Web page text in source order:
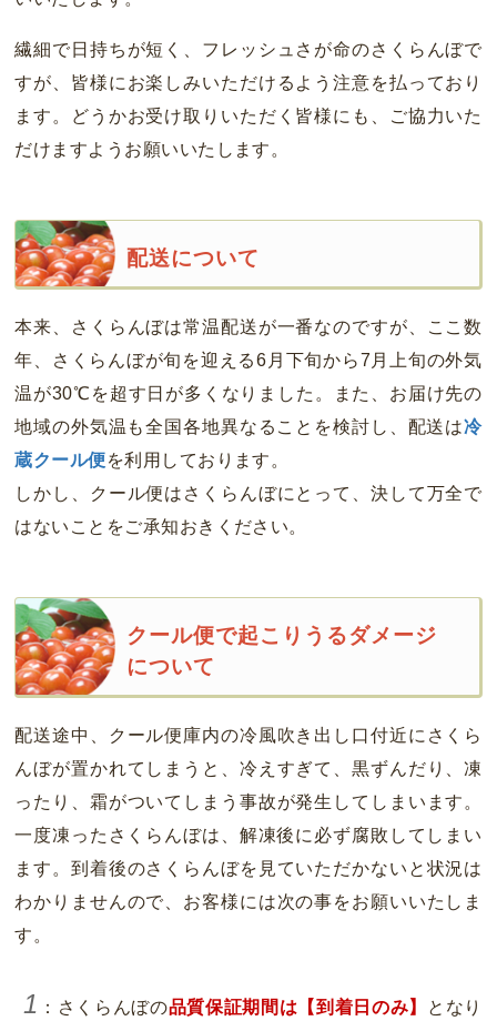
繊細で日持ちが短く、フレッシュさが命のさくらんぼで
すが、皆様にお楽しみいただけるよう注意を払っており
ます。どうかお受け取りいただく皆様にも、ご協力いた
だけますようお願いいたします。
配送について
本来、さくらんぼは常温配送が一番なのですが、ここ数
年、さくらんぼが旬を迎える6月下旬から7月上旬の外気
温が30℃を超す日が多くなりました。また、お届け先の
地域の外気温も全国各地異なることを検討し、配送は冷
蔵クール便を利用しております。
しかし、クール便はさくらんぼにとって、決して万全で
はないことをご承知おきください。
クール便で起こりうるダメージ
について
配送途中、クール便庫内の冷風吹き出し口付近にさくら
んぼが置かれてしまうと、冷えすぎて、黒ずんだり、凍
ったり、霜がついてしまう事故が発生してしまいます。
一度凍ったさくらんぼは、解凍後に必ず腐敗してしまい
ます。到着後のさくらんぼを見ていただかないと状況は
わかりませんので、お客様には次の事をお願いいたしま
す。
1 ：さくらんぼの品質保証期間は【到着日のみ】
となり